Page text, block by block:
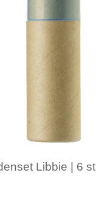
Libbie | 6 st